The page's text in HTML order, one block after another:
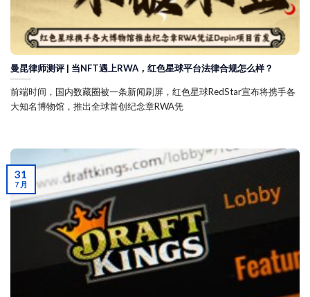
曼昆律师测评 | 当NFT遇上RWA，红色星球平台法律合规怎么样？
前端时间，国内数藏圈被一条新闻刷屏，红色星球RedStar宣布将携手各
大知名博物馆，推出全球首创纪念章RWA凭
31
7 月